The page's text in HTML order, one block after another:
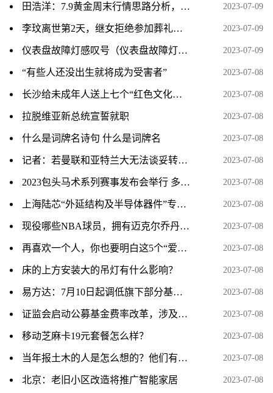
田浩洋：7.9黄金周末行情思路分析，持仓的朋友看过来 2023-07-09
李玟离世第2天，继女拒绝参加葬礼，被骂到连夜注销账号！ 2023-07-09
仪表盘故障灯感叹号（仪表盘故障灯感叹号是什么意思？） 2023-07-09
“有些人还没出生就将成为受害者” 2023-07-08
长沙给未成年人送上七个“红色文化套餐” 2023-07-08
拉脱维亚新总统宣誓就职 2023-07-08
什么是词牌名诗句 什么是词牌名 2023-07-08
记者：若曼联和亚特兰大无法谈妥转会，霍伊伦德将递交转会申请 2023-07-08
2023包头马术系列赛事发布会举行 多项赛事将开启 2023-07-08
上海陆芯“外延结构及半导体器件”专利获授权 2023-07-08
现役哪些NBA球员，拥有迈克尔乔丹和科比的心态 2023-07-08
再喜欢一个人，你也要明白这5个“爱情真相” 2023-07-08
床的上方安装大的吊灯有什么影响？ 2023-07-08
易方达：7月10日起调低旗下部分基金费率 2023-07-08
证监会启动公募基金费率改革，涉及六方面内容 2023-07-08
移动芝麻卡19元套餐怎么样？ 2023-07-08
当年报土木的人是怎么想的？他们有想过这专业之后会成为一个大坑吗？ 2023-07-08
北京：老旧小区改造将推广智能家居 2023-07-08